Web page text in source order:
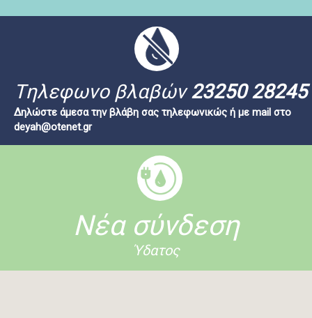
Tηλεφωνο βλαβών23250 28245
Δηλώστε άμεσα την βλάβη σας τηλεφωνικώς ή με mail στο
deyah@otenet.gr
Νέα σύνδεση
Ύδατος